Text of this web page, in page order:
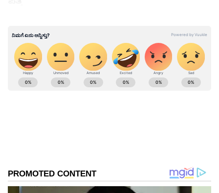
ಜಿಲ್ಲಾ ಬಿಜೆಪಿ ಕಾರ್ಯದರ್ಶಿಯಾಗಿದ್ದರು. ಮನೆಯಲ್ಲಿ ಪತ್ನಿ
ಜೊತೆಗೆ ಜಗಳವಾಡಿದ್ದ ಅರ್ಜುನ್ ಸಿಂಗ್ ಬಳಿಕ ಕೆಲಸದ
ಕಾರಣದಿಂದ ಮನೆಯಿಂದ ತೆರಳಿದ್ದರು. ಎಷ್ಟು ಹೊತ್ತಾದರೂ
ಮನೆಗೆ ಬಾರದ ಕಾರಣ ಕುಟುಂಬಸ್ಥರಿಂದ ಹುಡುಕಾಟ
ಕುಟುಂಬಸ್ಥರು ಫೋನ್ ಮೂಲಕ ವಿಚಾರಿಸಲು ಆರಂಭಿಸಿದ್ದರು.
ಇತ್ತ ಸ್ಥಳೀಯರು ಮಾವಿನ ಮರದಲ್ಲಿ ಮೃತದೇಹ ಪತ್ತೆಯಾದ